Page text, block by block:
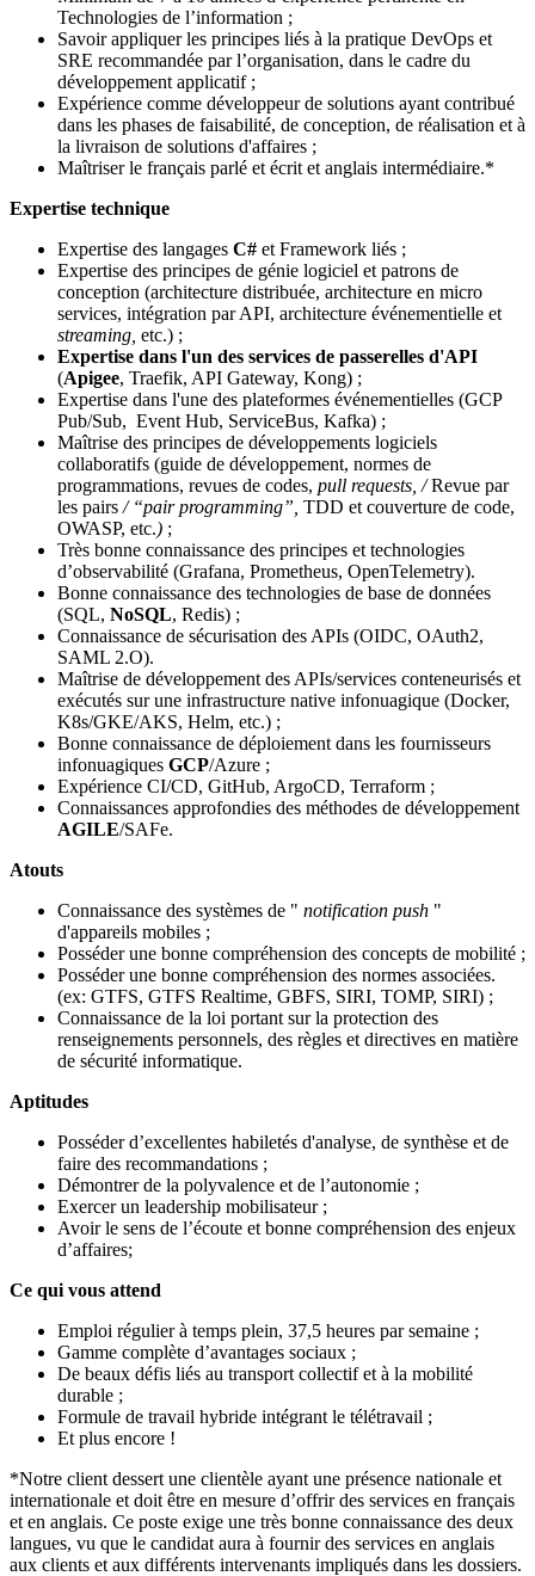
Technologies de l’information ;
Savoir appliquer les principes liés à la pratique DevOps et
SRE recommandée par l’organisation, dans le cadre du
développement applicatif ;
Expérience comme développeur de solutions ayant contribué
dans les phases de faisabilité, de conception, de réalisation et à
la livraison de solutions d'affaires ;
Maîtriser le français parlé et écrit et anglais intermédiaire.*
Expertise technique
Expertise des langages C# et Framework liés ;
Expertise des principes de génie logiciel et patrons de
conception (architecture distribuée, architecture en micro
services, intégration par API, architecture événementielle et
streaming, etc.) ;
Expertise dans l'un des services de passerelles d'API
(Apigee, Traefik, API Gateway, Kong) ;
Expertise dans l'une des plateformes événementielles (GCP
Pub/Sub, Event Hub, ServiceBus, Kafka) ;
Maîtrise des principes de développements logiciels
collaboratifs (guide de développement, normes de
programmations, revues de codes, pull requests, /Revue par
les pairs / “pair programming”, TDD et couverture de code,
OWASP, etc.) ;
Très bonne connaissance des principes et technologies
d’observabilité (Grafana, Prometheus, OpenTelemetry).
Bonne connaissance des technologies de base de données
(SQL, NoSQL, Redis) ;
Connaissance de sécurisation des APIs (OIDC, OAuth2,
SAML 2.O).
Maîtrise de développement des APIs/services conteneurisés et
exécutés sur une infrastructure native infonuagique (Docker,
K8s/GKE/AKS, Helm, etc.) ;
Bonne connaissance de déploiement dans les fournisseurs
infonuagiques GCP/Azure ;
Expérience CI/CD, GitHub, ArgoCD, Terraform ;
Connaissances approfondies des méthodes de développement
AGILE/SAFe.
Atouts
Connaissance des systèmes de " notification push "
d'appareils mobiles ;
Posséder une bonne compréhension des concepts de mobilité ;
Posséder une bonne compréhension des normes associées.
(ex: GTFS, GTFS Realtime, GBFS, SIRI, TOMP, SIRI) ;
Connaissance de la loi portant sur la protection des
renseignements personnels, des règles et directives en matière
de sécurité informatique.
Aptitudes
Posséder d’excellentes habiletés d'analyse, de synthèse et de
faire des recommandations ;
Démontrer de la polyvalence et de l’autonomie ;
Exercer un leadership mobilisateur ;
Avoir le sens de l’écoute et bonne compréhension des enjeux
d’affaires;
Ce qui vous attend
Emploi régulier à temps plein, 37,5 heures par semaine ;
Gamme complète d’avantages sociaux ;
De beaux défis liés au transport collectif et à la mobilité
durable ;
Formule de travail hybride intégrant le télétravail ;
Et plus encore !
*Notre client dessert une clientèle ayant une présence nationale et
internationale et doit être en mesure d’offrir des services en français
et en anglais. Ce poste exige une très bonne connaissance des deux
langues, vu que le candidat aura à fournir des services en anglais
aux clients et aux différents intervenants impliqués dans les dossiers.